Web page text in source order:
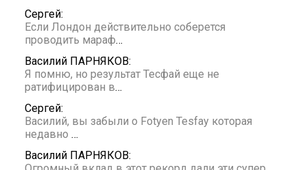
Сергей:
Если Лондон действительно соберется
проводить мараф…
Василий ПАРНЯКОВ:
Я помню, но результат Тесфай еще не
ратифицирован в…
Сергей:
Василий, вы забыли о Fotyen Tesfay которая
недавно …
Василий ПАРНЯКОВ: